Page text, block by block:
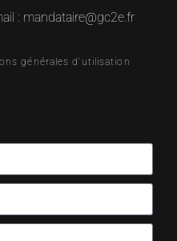
: mandataire@gc2e.fr
générales d'utilisation